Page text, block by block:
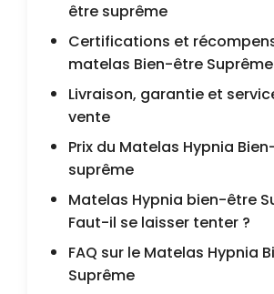
être suprême
Certifications et
matelas Bien-être Suprême
Livraison, garantie et
vente
Prix du Matelas Hypnia
suprême
Matelas Hypnia bien-être
Faut-il se laisser tenter ?
FAQ sur le Matelas Hypnia
Suprême